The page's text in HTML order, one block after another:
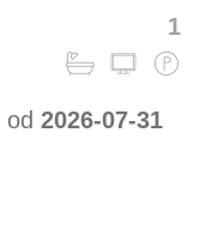
1
od 2026-07-31